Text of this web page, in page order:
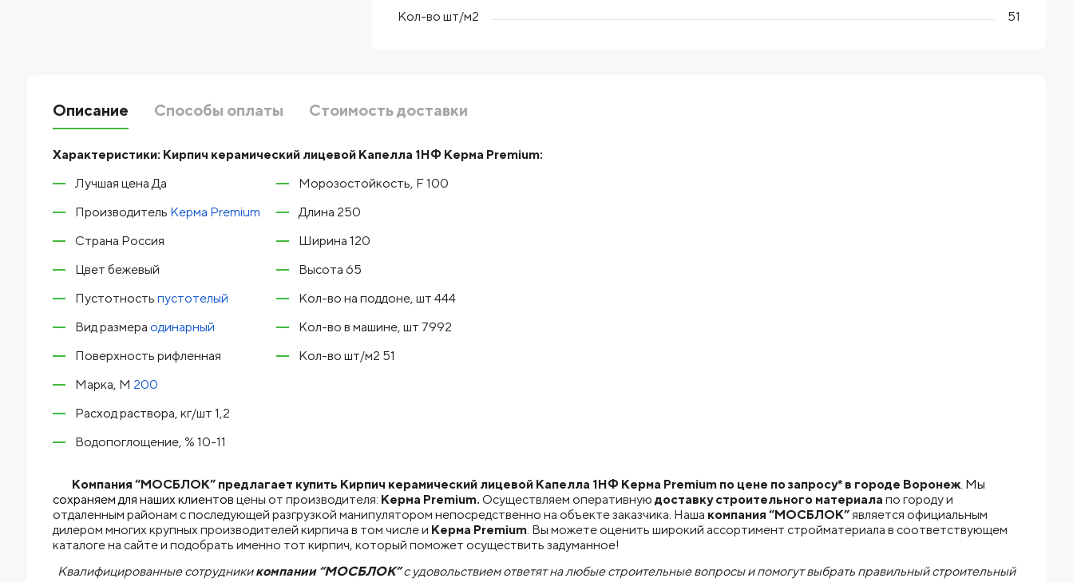
Кол-во шт/м2
51
Описание Способы оплаты Стоимость доставки
Характеристики: Кирпич керамический лицевой Капелла 1НФ Керма Premium:
Лучшая цена Да
Производитель Керма Premium
Страна Россия
Цвет бежевый
Пустотность пустотелый
Вид размера одинарный
Поверхность рифленная
Марка, М 200
Расход раствора, кг/шт 1,2
Водопоглощение, % 10-11
Морозостойкость, F 100
Длина 250
Ширина 120
Высота 65
Кол-во на поддоне, шт 444
Кол-во в машине, шт 7992
Кол-во шт/м2 51
Компания “МОСБЛОК” предлагает купить Кирпич керамический лицевой Капелла 1НФ Керма Premium по цене по запросу* в городе Воронеж. Мы
сохраняем для наших клиентов цены от производителя: Керма Premium. Осуществляем оперативную доставку строительного материала по городу и
отдаленным районам с последующей разгрузкой манипулятором непосредственно на объекте заказчика. Наша компания “МОСБЛОК”является официальным
дилером многих крупных производителей кирпича в том числе и Керма Premium. Вы можете оценить широкий ассортимент стройматериала в соответствующем
каталоге на сайте и подобрать именно тот кирпич, который поможет осуществить задуманное!
Квалифицированные сотрудникикомпании “МОСБЛОК”с удовольствием ответят на любые строительные вопросы и помогут выбрать правильный строительный